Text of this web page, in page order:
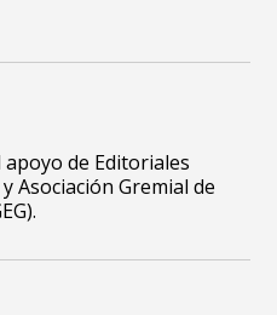
de Editoriales
Asociación Gremial de